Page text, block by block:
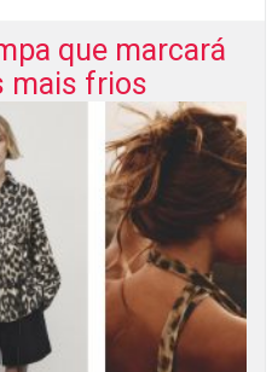
que marcará
mais frios